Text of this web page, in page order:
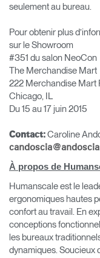
seulement au bureau.
Pour obtenir plus
sur le Showroom
#351 du salon NeoCon
The Merchandise Mart
222 Merchandise Mart
Chicago, IL
Du 15 au 17 juin 2015
Contact: Caroline
À propos de
Humanscale est le
ergonomiques hautes
confort au travail. En
conceptions
les bureaux
dynamiques. Soucieux